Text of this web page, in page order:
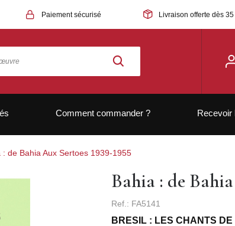
Paiement sécurisé Livraison offerte dès
Comment commander ? Recevoir
: de Bahia Aux Sertoes 1939-1955
Bahia : de
Ref.: FA5141
BRESIL : LES CHANTS